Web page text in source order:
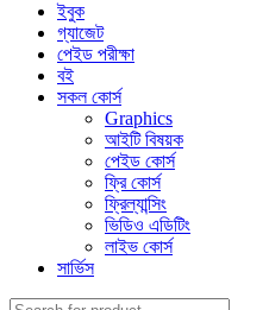
ইবুক
গ্যাজেট
পেইড পরীক্ষা
বই
সকল কোর্স
Graphics
আইটি বিষয়ক
পেইড কোর্স
ফ্রি কোর্স
ফ্রিল্যান্সিং
ভিডিও এডিটিং
লাইভ কোর্স
সার্ভিস